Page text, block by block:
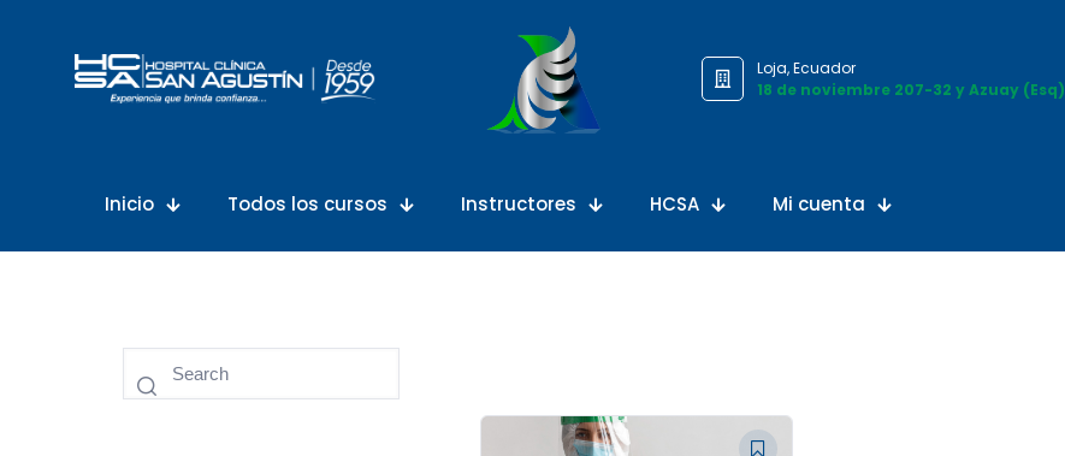
Loja, Ecuador
18 de noviembre 207-32 y Azuay (Esq)
Inicio Todos los cursos Instructores HCSA Mi cuenta